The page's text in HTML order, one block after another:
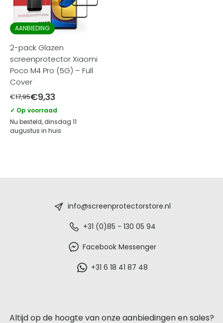
AANBIEDING
2-pack Glazen
screenprotector Xiaomi
Poco M4 Pro (5G) – Full
Cover
€17,95€9,33
✓ Op voorraad
Nu besteld, dinsdag 11
augustus in huis
voor
info@screenprotectorstore.nl
+31 (0)85 - 130 05 94
Facebook Messenger
+31 6 18 41 87 48
Altijd op de hoogte van onze aanbiedingen en sales?